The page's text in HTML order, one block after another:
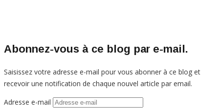
Abonnez-vous à ce blog par e-mail.
Saisissez votre adresse e-mail pour vous abonner à ce blog et
recevoir une notification de chaque nouvel article par email.
Adresse e-mail